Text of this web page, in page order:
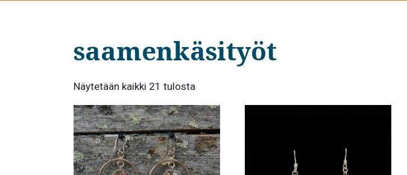
saamenkäsityöt
Näytetään kaikki 21 tulosta
ensin